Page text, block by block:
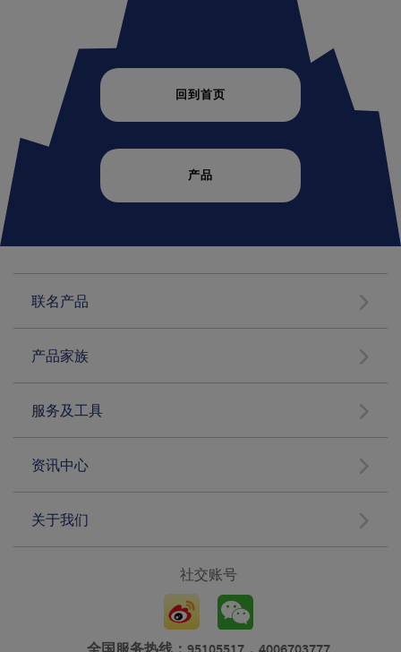
回到首页
产品
联名产品
产品家族
服务及工具
资讯中心
关于我们
社交账号
全国服务热线：95105517，4006703777